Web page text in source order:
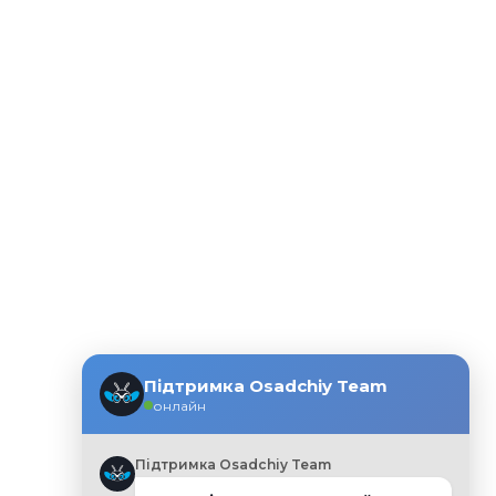
Підтримка Osadchiy Team
онлайн
Підтримка Osadchiy Team